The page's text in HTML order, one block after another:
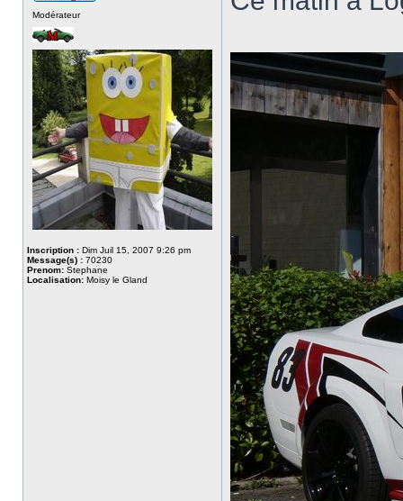
Modérateur
Inscription : Dim Juil 15, 2007 9:26 pm
Message(s) : 70230
Prenom: Stephane
Localisation: Moisy le Gland